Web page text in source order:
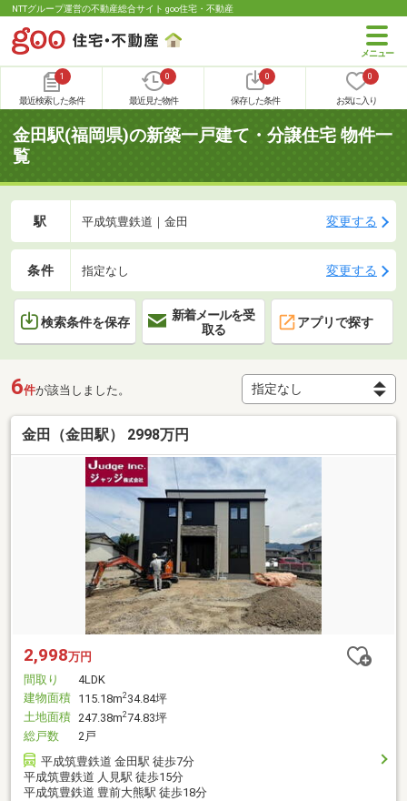
NTTグループ運営の不動産総合サイト goo住宅・不動産
1
最近検索した条件
0
最近見た物件
0
保存した条件
0
お気に入り
金田駅(福岡県)の新築一戸建て・分譲住宅 物件一
覧
駅 平成筑豊鉄道｜金田 変更する
条件 指定なし 変更する
検索条件を保存
新着メールを受
取る
アプリで探す
6件が該当しました。
金田（金田駅） 2998万円
2,998万円
間取り
4LDK
建物面積 115.18m234.84坪
土地面積 247.38m274.83坪
総戸数
2戸
平成筑豊鉄道 金田駅 徒歩7分
平成筑豊鉄道 人見駅 徒歩15分
平成筑豊鉄道 豊前大熊駅 徒歩18分